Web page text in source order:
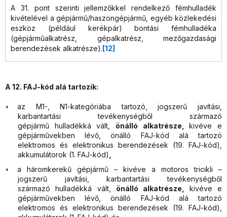
A 31. pont szerinti jellemzőkkel rendelkező fémhulladék
kivételével a gépjármű/haszongépjármű, egyéb közlekedési
eszköz (például kerékpár) bontási fémhulladéka
(gépjárműalkatrész, gépalkatrész, mezőgazdasági
berendezések alkatrésze). [12]
A 12. FAJ-kód alá tartozik:
az M1-, N1-kategóriába tartozó, jogszerű javítási,
karbantartási tevékenységből származó
gépjármű hulladékká vált, önálló alkatrésze,kivéve e
gépjárművekben lévő, önálló FAJ-kód alá tartozó
elektromos és elektronikus berendezések (19. FAJ-kód),
akkumulátorok (1. FAJ-kód)
a háromkerekű gépjármű – kivéve a motoros tricikli –
jogszerű javítási, karbantartási tevékenységből
származó hulladékká vált, önálló alkatrésze, kivéve e
gépjárművekben lévő, önálló FAJ-kód alá tartozó
elektromos és elektronikus berendezések (19. FAJ-kód),